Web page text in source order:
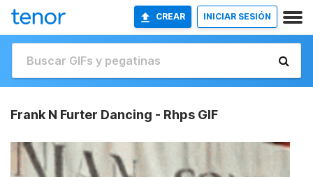
CREAR INICIAR SESIÓN
Frank N Furter Dancing - Rhps GIF